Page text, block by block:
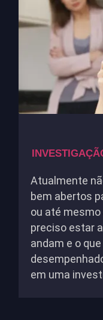
Atualmente
bem abertos
ou até
preciso estar
andam e o
em uma